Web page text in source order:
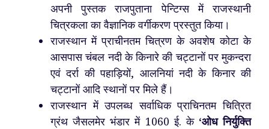
अपनी पुस्तक राजपुताना पेन्टिग्स में राजस्थानी
चित्रकला का वैज्ञानिक वर्गीकरण प्रस्तुत किया।
राजस्थान में प्राचीनतम चित्रण के अवशेष कोटा के
आसपास चंबल नदी के किनारे की चट्टानों पर मुकन्दरा
एवं दर्रा की पहाड़ियों, आलनियां नदी के किनार की
चट्टानों आदि स्थानों पर मिले हैं।
राजस्थान में उपलब्ध सर्वाधिक प्राचिनतम चित्रित
ग्रंथ जैसलमेर भंडार में 1060 ई. के ‘ओध निर्युक्ति